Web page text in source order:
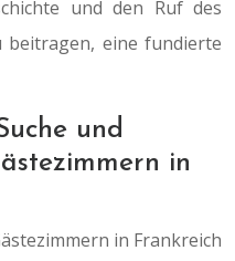
und den Ruf des
beitragen, eine fundierte
und
in
in Frankreich